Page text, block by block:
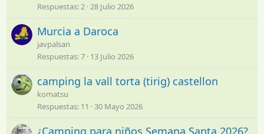
Respuestas 2 28 Julio 2026
Murcia a Daroca
javpalsan
Respuestas 7 13 Julio 2026
camping la vall torta (tirig) castellon
komatsu
Respuestas 11 30 Mayo 2026
¿Camping para niños Semana Santa 2026?